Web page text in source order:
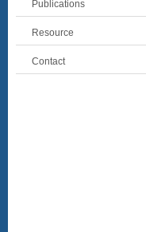
Publications
Resource
Contact